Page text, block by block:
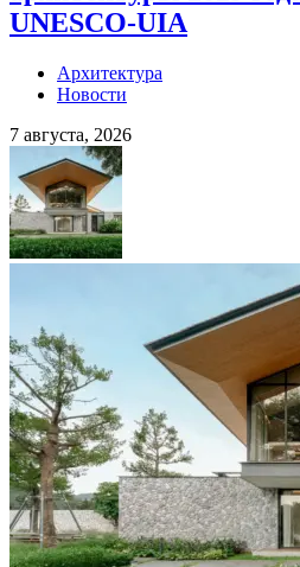
UNESCO-UIA
Архитектура
Новости
7 августа, 2026